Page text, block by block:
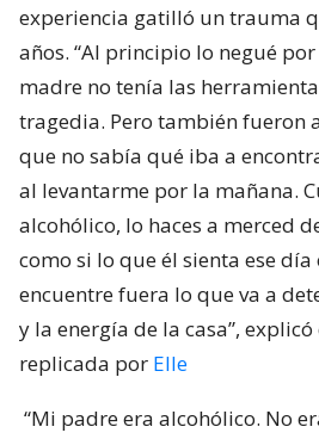
experiencia gatilló un trauma
años. “Al principio lo negué
madre no tenía las
tragedia. Pero también fueron
que no sabía qué iba a
al levantarme por la mañana.
alcohólico, lo haces a merced
como si lo que él sienta ese
encuentre fuera lo que va a
y la energía de la casa”,
replicada por Elle
“Mi padre era alcohólico. No